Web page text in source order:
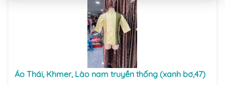
Áo Thái, Khmer, Lào nam truyền thống (xanh bơ,47)